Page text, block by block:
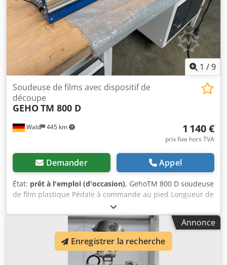
1 /9
Wald 445 km
Soudeuse de films avec dispositif de
découpe
GEHOTM 800 D
1 140 €
prix fixe hors TVA
Demander Appel
État: prêt à l'emploi (d'occasion), GehoTM 800 D soudeuse
de film plastique Pédale à commande au pied Longueur de
soudure : 820 mm Largeur de soudure : 3 mm Équipé d'un
dispositif de coupe Vous êtes les bienvenus pour venir
inspecter la machine sur place. Nous pouvons volontiers
organiser un transporteur économique pour vous !
Djdpfxoxfh D Es Ap Hekr Vous recevrez une facture en
bonne et due forme. Pour les clients étrangers, une
Annonce
Enregistrer la recherche